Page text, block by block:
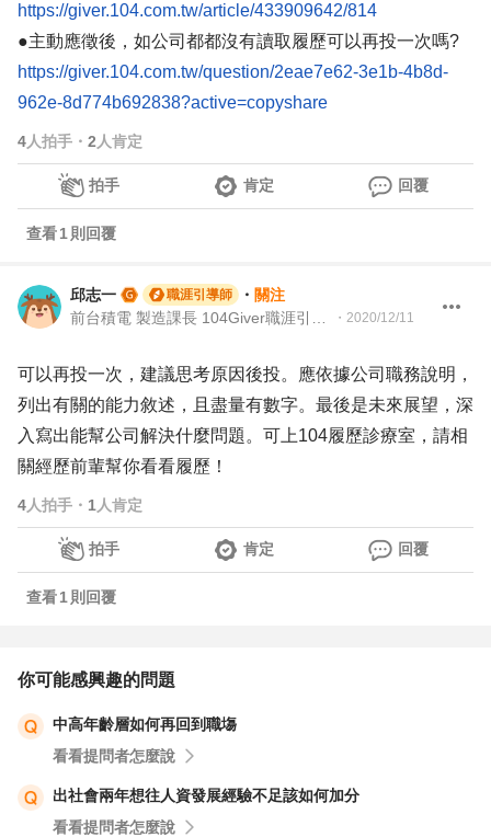
https://giver.104.com.tw/article/433909642/814
●主動應徵後，如公司都都沒有讀取履歷可以再投一次嗎?
https://giver.104.com.tw/question/2eae7e62-3e1b-4b8d-
962e-8d774b692838?active=copyshare
4人拍手 ・ 2 人肯定
拍手 肯定 回覆
查看1 則回覆
邱志一 職涯引導師 ・ 關注
・ 2020/12/11
可以再投一次，建議思考原因後投。應依據公司職務說明，
列出有關的能力敘述，且盡量有數字。最後是未來展望，深
入寫出能幫公司解決什麼問題。可上104履歷診療室，請相
關經歷前輩幫你看看履歷！
4人拍手 ・ 1 人肯定
拍手 肯定 回覆
查看1 則回覆
你可能感興趣的問題
中高年齡層如何再回到職塲
看看提問者怎麼說
出社會兩年想往人資發展經驗不足該如何加分
看看提問者怎麼說